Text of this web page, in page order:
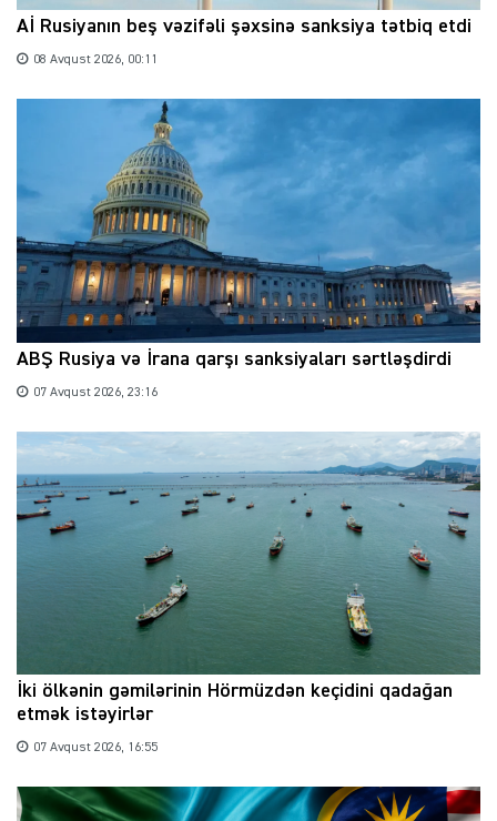
Aİ Rusiyanın beş vəzifəli şəxsinə sanksiya tətbiq etdi
08 Avqust 2026, 00:11
ABŞ Rusiya və İrana qarşı sanksiyaları sərtləşdirdi
07 Avqust 2026, 23:16
İki ölkənin gəmilərinin Hörmüzdən keçidini qadağan
etmək istəyirlər
07 Avqust 2026, 16:55